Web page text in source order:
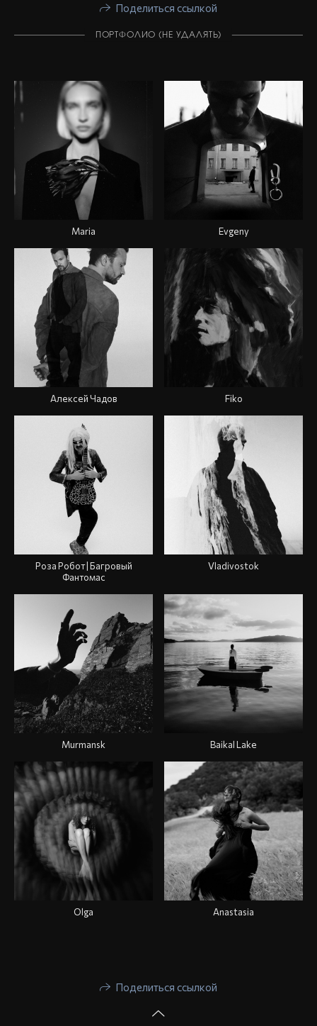
Поделиться ссылкой
ПОРТФОЛИО (НЕ УДАЛЯТЬ)
Maria Evgeny
Алексей Чадов Fiko
Роза Робот | Багровый
Фантомас
Vladivostok
Murmansk Baikal Lake
Olga Anastasia
Поделиться ссылкой